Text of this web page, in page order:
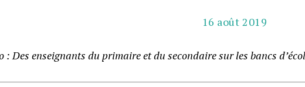
16 août 2019
: Des enseignants du primaire et du secondaire sur les bancs